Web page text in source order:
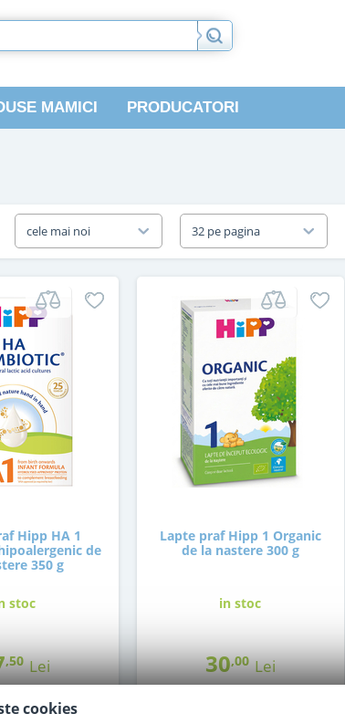
MAMICI PRODUCATORI
cele mai noi 32 pe pagina
Hipp HA 1
de
350 g
stoc
,50 Lei
in cos
Lapte praf Hipp 1 Organic
de la nastere 300 g
in stoc
30,00 Lei
cookies